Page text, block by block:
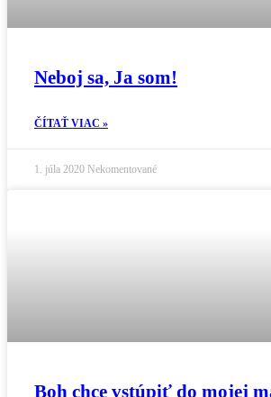
Neboj sa, Ja som!
ČÍTAŤ VIAC »
1. júla 2020 Nekomentované
Boh chce vstúpiť do mojej